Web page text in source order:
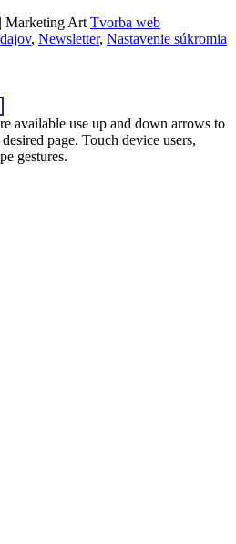
| Marketing Art Tvorba web
, Newsletter, Nastavenie súkromia
available use up and down arrows to
page. Touch device users,
gestures.